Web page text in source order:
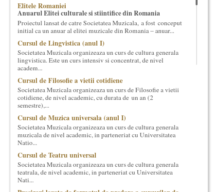
evenimente culturale, private sau publice, tinem cursuri de
cultura generala muzicala, teatrala, filosofica si de alte feluri.
Cuvinte in plus despre proiect, despre cei care il administreaza si
cei care il finantateaza sunt in rubricile de mai jos.
Elitele Romaniei
Anuarul Elitei culturale si stiintifice din Romania
Proiectul lansat de catre Societatea Muzicala, a fost conceput
initial ca un anuar al elitei muzicale din Romania – anuar...
Cursul de Lingvistica (anul I)
Societatea Muzicala organizeaza un curs de cultura generala
lingvistica. Este un curs intensiv si concentrat, de nivel
academ...
Cursul de Filosofie a vietii cotidiene
Societatea Muzicala organizeaza un curs de Filosofie a vietii
cotidiene, de nivel academic, cu durata de un an (2
semestre),...
Cursul de Muzica universala (anul I)
Societatea Muzicala organizeaza un curs de cultura generala
muzicala de nivel academic, in parteneriat cu Universitatea
Natio...
Cursul de Teatru universal
Societatea Muzicala organizeaza un curs de cultura generala
teatrala, de nivel academic, in parteneriat cu Universitatea
Nati...